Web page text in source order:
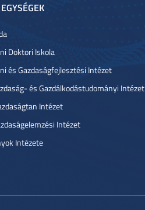
Doktori Iskola
és Gazdaságfejlesztési Intézet
és Gazdálkodástudományi Intézet
Intézet
Intézet
Intézete